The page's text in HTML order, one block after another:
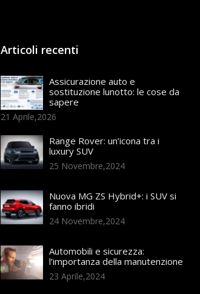
Articoli recenti
Assicurazione auto e
sostituzione lunotto: le cose da
sapere
21 Aprile,2026
Range Rover: un’icona tra i
luxury SUV
25 Novembre,2024
Nuova MG ZS Hybrid+: i SUV si
fanno ibridi
24 Novembre,2024
Automobili e sicurezza:
l’importanza della manutenzione
23 Aprile,2024